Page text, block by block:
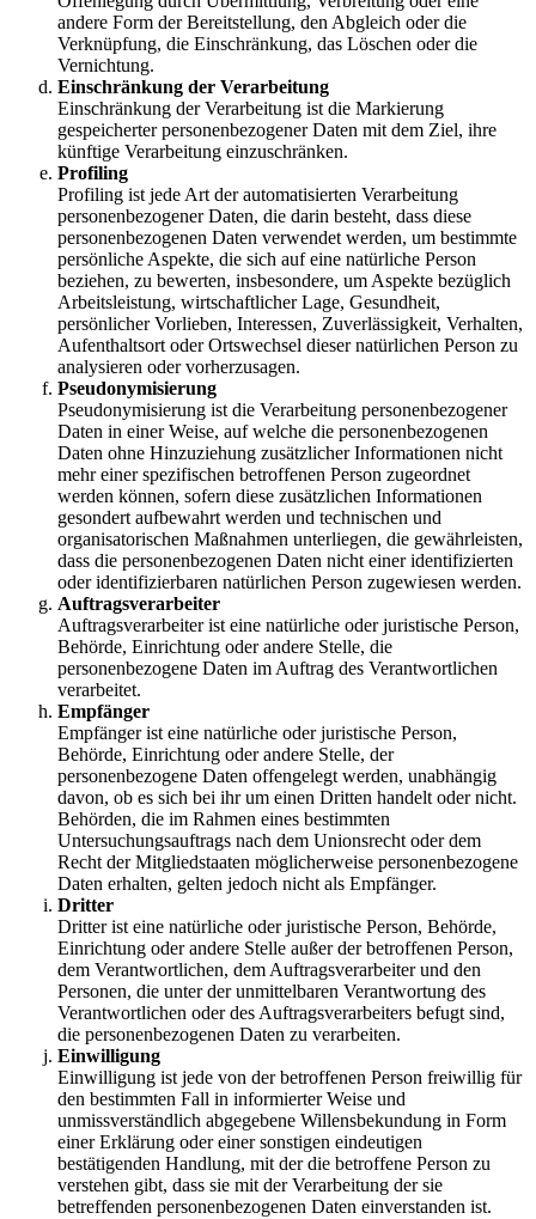
andere Form der Bereitstellung, den Abgleich oder die
Verknüpfung, die Einschränkung, das Löschen oder die
Vernichtung.
Einschränkung der Verarbeitung
Einschränkung der Verarbeitung ist die Markierung
gespeicherter personenbezogener Daten mit dem Ziel, ihre
künftige Verarbeitung einzuschränken.
Profiling
Profiling ist jede Art der automatisierten Verarbeitung
personenbezogener Daten, die darin besteht, dass diese
personenbezogenen Daten verwendet werden, um bestimmte
persönliche Aspekte, die sich auf eine natürliche Person
beziehen, zu bewerten, insbesondere, um Aspekte bezüglich
Arbeitsleistung, wirtschaftlicher Lage, Gesundheit,
persönlicher Vorlieben, Interessen, Zuverlässigkeit, Verhalten,
Aufenthaltsort oder Ortswechsel dieser natürlichen Person zu
analysieren oder vorherzusagen.
Pseudonymisierung
Pseudonymisierung ist die Verarbeitung personenbezogener
Daten in einer Weise, auf welche die personenbezogenen
Daten ohne Hinzuziehung zusätzlicher Informationen nicht
mehr einer spezifischen betroffenen Person zugeordnet
werden können, sofern diese zusätzlichen Informationen
gesondert aufbewahrt werden und technischen und
organisatorischen Maßnahmen unterliegen, die gewährleisten,
dass die personenbezogenen Daten nicht einer identifizierten
oder identifizierbaren natürlichen Person zugewiesen werden.
Auftragsverarbeiter
Auftragsverarbeiter ist eine natürliche oder juristische Person,
Behörde, Einrichtung oder andere Stelle, die
personenbezogene Daten im Auftrag des Verantwortlichen
verarbeitet.
Empfänger
Empfänger ist eine natürliche oder juristische Person,
Behörde, Einrichtung oder andere Stelle, der
personenbezogene Daten offengelegt werden, unabhängig
davon, ob es sich bei ihr um einen Dritten handelt oder nicht.
Behörden, die im Rahmen eines bestimmten
Untersuchungsauftrags nach dem Unionsrecht oder dem
Recht der Mitgliedstaaten möglicherweise personenbezogene
Daten erhalten, gelten jedoch nicht als Empfänger.
Dritter
Dritter ist eine natürliche oder juristische Person, Behörde,
Einrichtung oder andere Stelle außer der betroffenen Person,
dem Verantwortlichen, dem Auftragsverarbeiter und den
Personen, die unter der unmittelbaren Verantwortung des
Verantwortlichen oder des Auftragsverarbeiters befugt sind,
die personenbezogenen Daten zu verarbeiten.
Einwilligung
Einwilligung ist jede von der betroffenen Person freiwillig für
den bestimmten Fall in informierter Weise und
unmissverständlich abgegebene Willensbekundung in Form
einer Erklärung oder einer sonstigen eindeutigen
bestätigenden Handlung, mit der die betroffene Person zu
verstehen gibt, dass sie mit der Verarbeitung der sie
betreffenden personenbezogenen Daten einverstanden ist.